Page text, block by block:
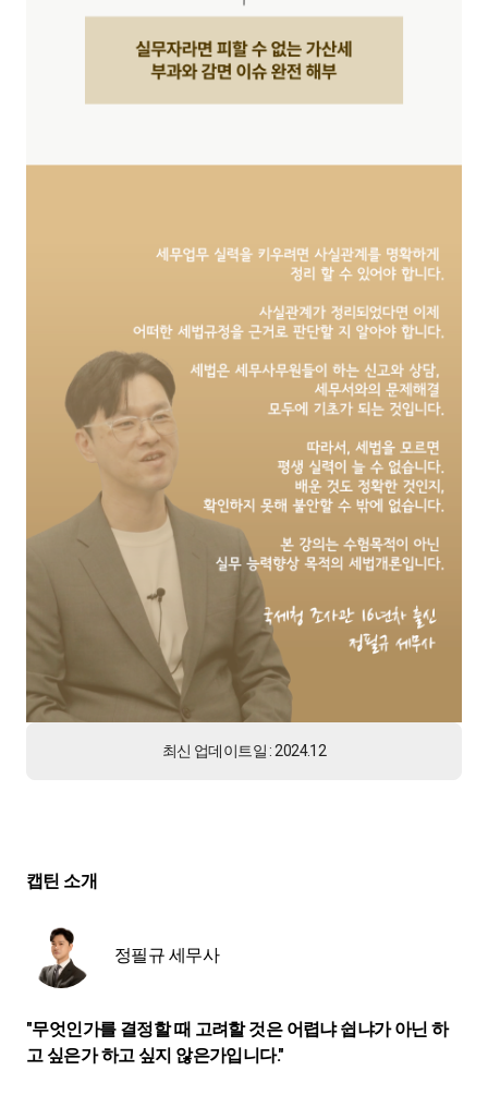
최신 업데이트일 : 2024.12
캡틴 소개
정필규 세무사
"무엇인가를 결정할 때 고려할 것은 어렵냐 쉽냐가 아닌 하
고 싶은가 하고 싶지 않은가입니다."